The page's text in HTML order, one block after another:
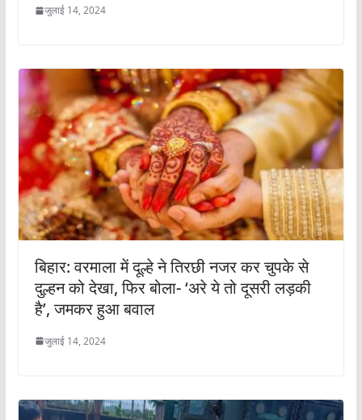
जुलाई 14, 2024
बिहार: वरमाला में दूल्हे ने तिरछी नजर कर चुपके से
दुल्हन को देखा, फिर बोला- ‘अरे ये तो दूसरी लड़की
है’, जमकर हुआ बवाल
जुलाई 14, 2024